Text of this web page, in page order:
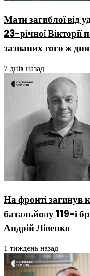
Мати загиблої від
23-річної Вікторії
зазнаних того ж
7 днів назад
На фронті загинув
батальйону 119-ї
Андрій Лівенко
1 тиждень назад